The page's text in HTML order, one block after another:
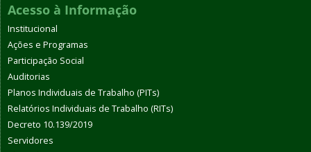
Acesso à Informação
Institucional
Ações e Programas
Participação Social
Auditorias
Planos Individuais de Trabalho (PITs)
Relatórios Individuais de Trabalho (RITs)
Decreto 10.139/2019
Servidores